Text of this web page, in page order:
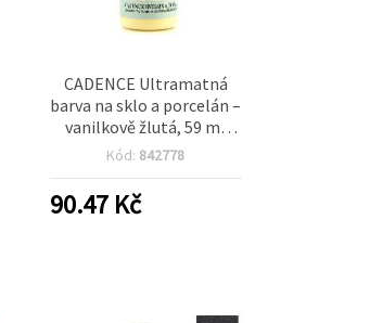
CADENCE Ultramatná
barva na sklo a porcelán –
vanilkově žlutá, 59 ml
(CG-1336) | Dekorační
Kód: 842778
90.47Kč